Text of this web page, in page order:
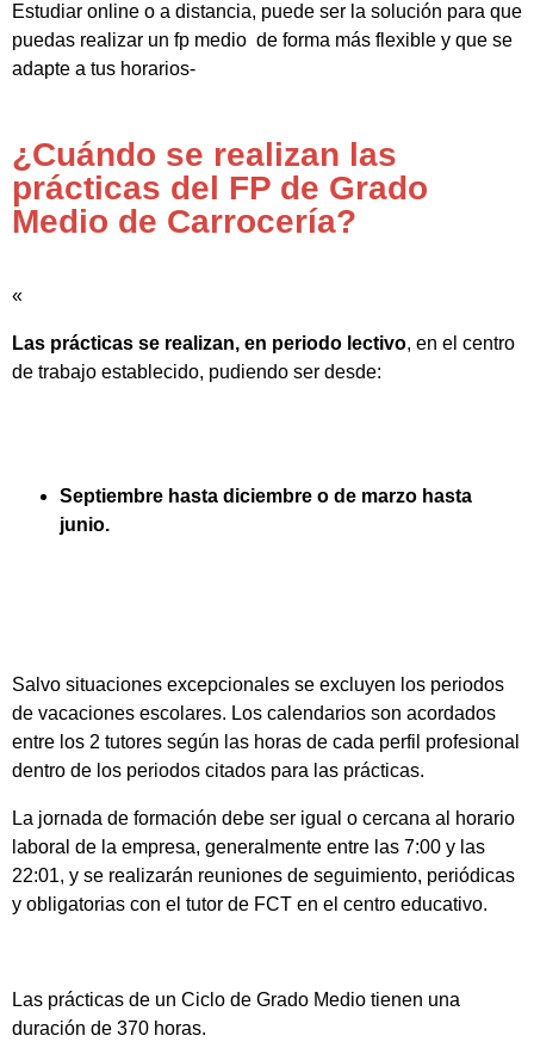
Estudiar online o a distancia, puede ser la solución para que
puedas realizar un fp medio de forma más flexible y que se
adapte a tus horarios-
¿Cuándo se realizan las
prácticas del FP de Grado
Medio de Carrocería?
«
Las prácticas se realizan, en periodo lectivo, en el centro
de trabajo establecido, pudiendo ser desde:
Septiembre hasta diciembre o de marzo hasta
junio.
Salvo situaciones excepcionales se excluyen los periodos
de vacaciones escolares. Los calendarios son acordados
entre los 2 tutores según las horas de cada perfil profesional
dentro de los periodos citados para las prácticas.
La jornada de formación debe ser igual o cercana al horario
laboral de la empresa, generalmente entre las 7:00 y las
22:01, y se realizarán reuniones de seguimiento, periódicas
y obligatorias con el tutor de FCT en el centro educativo.
Las prácticas de un Ciclo de Grado Medio tienen una
duración de 370 horas.